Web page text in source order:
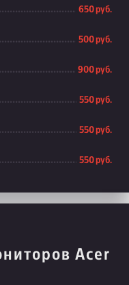
650 руб.
500 руб.
900 руб.
550 руб.
550 руб.
550 руб.
Acer